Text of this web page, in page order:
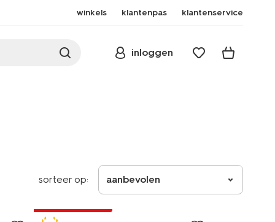
winkels klantenpas klantenservice
inloggen
sorteer op: aanbevolen